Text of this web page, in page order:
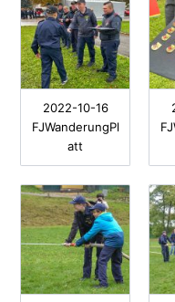
2022-10-16
FJWanderungPl
att